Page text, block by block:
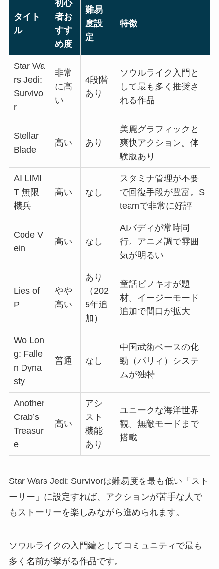
タイト
ル
初心
者お
すす
め度
難易
度設
定
特徴
Star Wa
rs Jedi:
Survivo
r
非常
に高
い
4段階
あり
ソウルライク入門と
して最も多く推奨さ
れる作品
Stellar
Blade
高い あり
美麗グラフィックと
爽快アクション。体
験版あり
AI LIMI
T 無限
機兵
高い なし
スタミナ管理が不要
で回復手段が豊富。S
teamで非常に好評
Code V
ein
高い なし
AIバディが常時同
行。アニメ調で雰囲
気が明るい
Lies of
P
やや
高い
あり
（202
5年追
加）
童話ピノキオが題
材。イージーモード
追加で間口が拡大
Wo Lon
g: Falle
n Dyna
sty
普通 なし
中国武術ベースの化
勁（パリィ）システ
ムが独特
Another
Crab’s
Treasur
e
高い
アシ
スト
機能
あり
ユニークな海洋世界
観。無敵モードまで
搭載
Star Wars Jedi: Survivorは難易度を最も低い「スト
ーリー」に設定すれば、アクションが苦手な人で
もストーリーを楽しみながら進められます。
ソウルライクの入門編としてコミュニティで最も
多く名前が挙がる作品です。